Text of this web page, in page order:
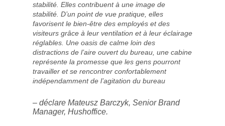
stabilité. Elles contribuent à une image de
stabilité. D’un point de vue pratique, elles
favorisent le bien-être des employés et des
visiteurs grâce à leur ventilation et à leur éclairage
réglables. Une oasis de calme loin des
distractions de l’aire ouvert du bureau, une cabine
représente la promesse que les gens pourront
travailler et se rencontrer confortablement
indépendamment de l’agitation du bureau
– déclare Mateusz Barczyk, Senior Brand
Manager, Hushoffice.